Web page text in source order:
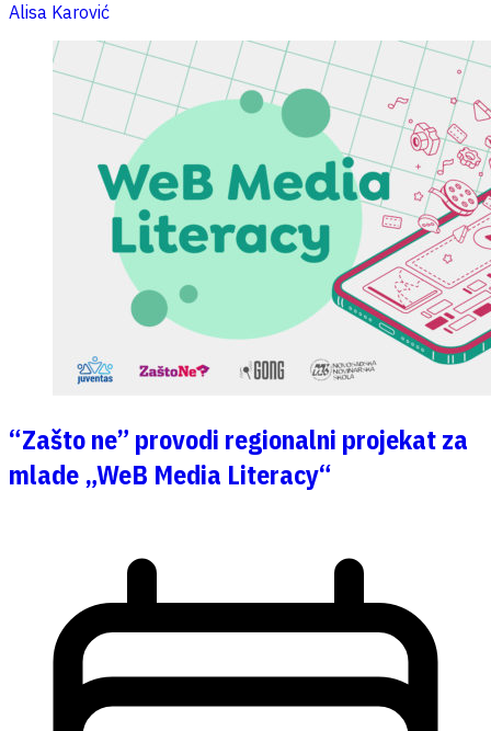
Alisa Karović
“Zašto ne” provodi regionalni projekat za
mlade „WeB Media Literacy“